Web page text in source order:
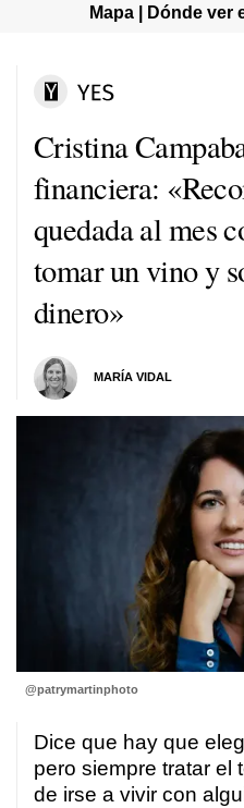
Mapa | Dónde ver
Cristina
financiera:
quedada al mes
tomar un vino y
dinero»
MARÍA VIDAL
@patrymartinphoto
Dice que hay que
pero siempre tratar el
de irse a vivir con